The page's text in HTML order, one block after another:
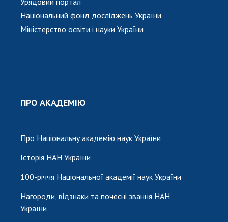
Національний фонд досліджень України
Міністерство освіти і науки України
ПРО АКАДЕМІЮ
Про Національну академію наук України
Історія НАН України
100-річчя Національної академії наук України
Нагороди, відзнаки та почесні звання НАН
України